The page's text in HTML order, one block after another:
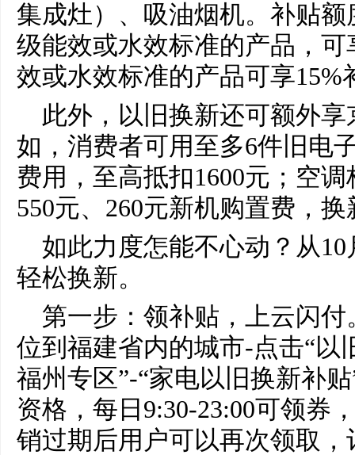
集成灶）、吸油烟机。补贴
级能效或水效标准的产品，可
效或水效标准的产品可享15%
此外，以旧换新还可额外
如，消费者可用至多6件旧电
费用，至高抵扣1600元；空
550元、260元新机购置费，
如此力度怎能不心动？从
轻松换新。
第一步：领补贴，上云闪
位到福建省内的城市-点击“以
福州专区”-“家电以旧换新补
资格，每日9:30-23:00可领券
销过期后用户可以再次领取